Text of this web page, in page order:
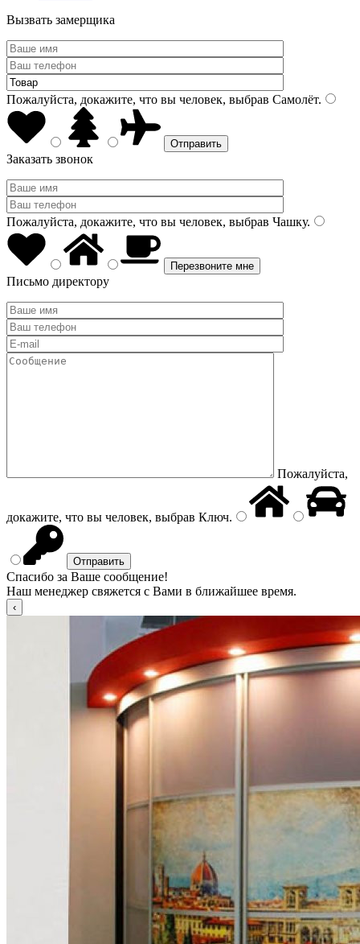
Вызвать замерщика
Пожалуйста, докажите, что вы человек, выбрав Самолёт.
Заказать звонок
Пожалуйста, докажите, что вы человек, выбрав Чашку.
Письмо директору
Пожалуйста,
докажите, что вы человек, выбрав Ключ.
Спасибо за Ваше сообщение!
Наш менеджер свяжется с Вами в ближайшее время.